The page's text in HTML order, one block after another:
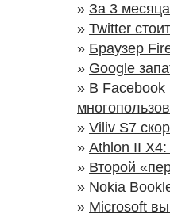
» За 3
» Twitter
» Браузер
» Google
» В Facebook
» Viliv S7
» Athlon II
» Второй
» Nokia
» Microsoft